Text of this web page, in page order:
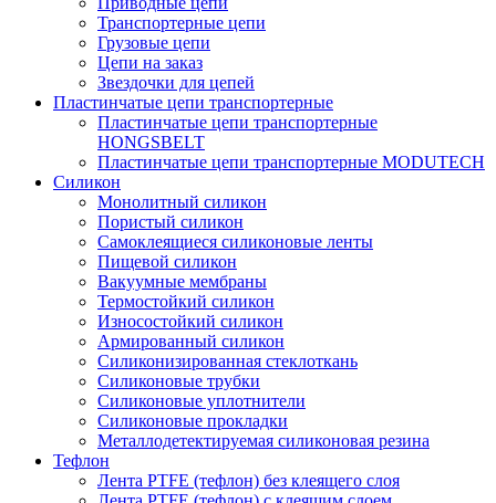
Транспортерные цепи
Грузовые цепи
Цепи на заказ
Звездочки для цепей
Пластинчатые цепи транспортерные
Пластинчатые цепи транспортерные
HONGSBELT
Пластинчатые цепи транспортерные MODUTECH
Силикон
Монолитный силикон
Пористый силикон
Самоклеящиеся силиконовые ленты
Пищевой силикон
Вакуумные мембраны
Термостойкий силикон
Износостойкий силикон
Армированный силикон
Силиконизированная стеклоткань
Силиконовые трубки
Силиконовые уплотнители
Силиконовые прокладки
Металлодетектируемая силиконовая резина
Тефлон
Лента PTFE (тефлон) без клеящего слоя